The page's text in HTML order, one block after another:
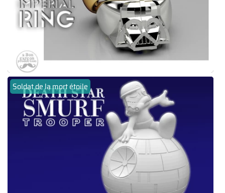
Soldat de la mort étoile